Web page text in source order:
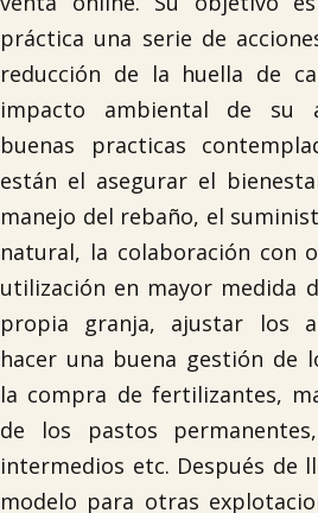
práctica una serie de
reducción de la huella de
impacto ambiental de su
buenas practicas
están el asegurar el
manejo del rebaño, el
natural, la colaboración con
utilización en mayor medida
propia granja, ajustar los
hacer una buena gestión de
la compra de fertilizantes,
de los pastos
intermedios etc. Después de
modelo para otras